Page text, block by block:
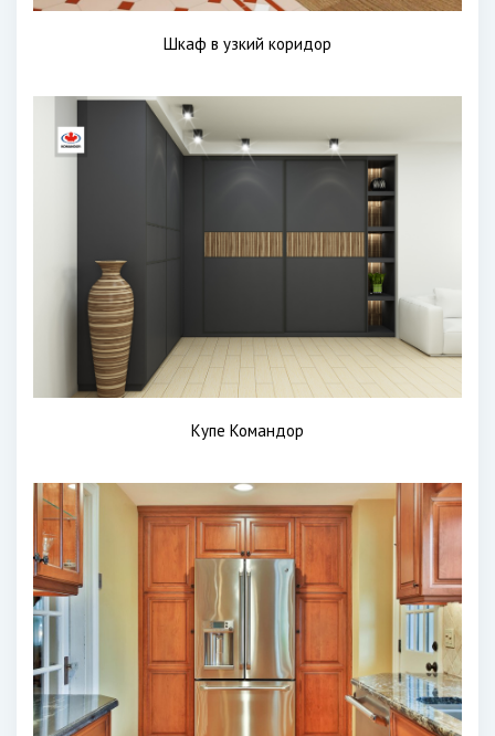
Шкаф в узкий коридор
Купе Командор